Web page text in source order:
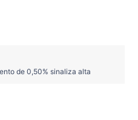
de 0,50% sinaliza alta